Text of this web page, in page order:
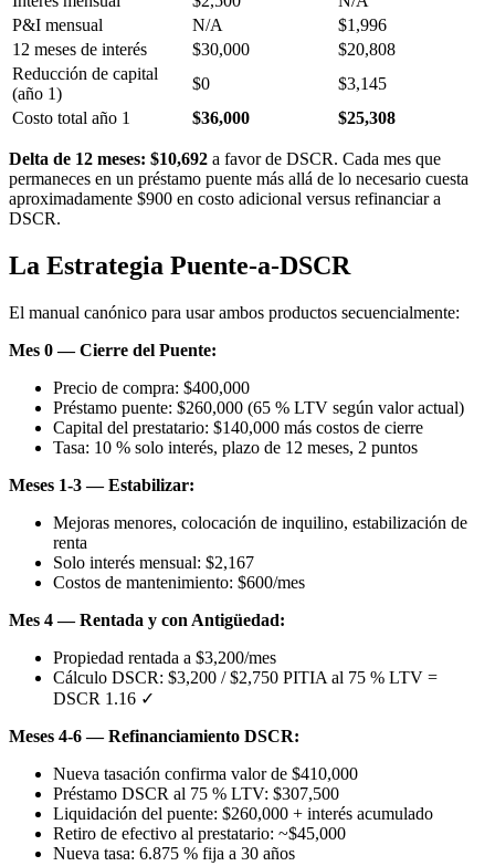
P&I mensual
N/A
$1,996
12 meses de interés
$30,000
$20,808
Reducción de capital
(año 1)
$0
$3,145
Costo total año 1
$36,000 $25,308
Delta de 12 meses: $10,692 a favor de DSCR. Cada mes que
permaneces en un préstamo puente más allá de lo necesario cuesta
aproximadamente $900 en costo adicional versus refinanciar a
DSCR.
La Estrategia Puente-a-DSCR
El manual canónico para usar ambos productos secuencialmente:
Mes 0 — Cierre del Puente:
Precio de compra: $400,000
Préstamo puente: $260,000 (65 % LTV según valor actual)
Capital del prestatario: $140,000 más costos de cierre
Tasa: 10 % solo interés, plazo de 12 meses, 2 puntos
Meses 1-3 — Estabilizar:
Mejoras menores, colocación de inquilino, estabilización de
renta
Solo interés mensual: $2,167
Costos de mantenimiento: $600/mes
Mes 4 — Rentada y con Antigüedad:
Propiedad rentada a $3,200/mes
Cálculo DSCR: $3,200 / $2,750 PITIA al 75 % LTV =
DSCR 1.16 ✓
Meses 4-6 — Refinanciamiento DSCR:
Nueva tasación confirma valor de $410,000
Préstamo DSCR al 75 % LTV: $307,500
Liquidación del puente: $260,000 + interés acumulado
Retiro de efectivo al prestatario: ~$45,000
Nueva tasa: 6.875 % fija a 30 años